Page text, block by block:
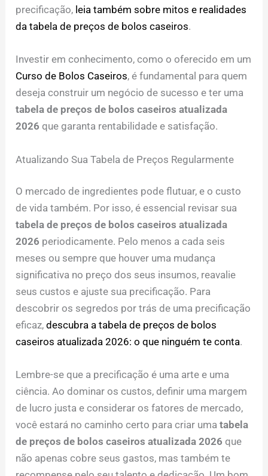
precificação, leia também sobre mitos e realidades
da tabela de preços de bolos caseiros.
Investir em conhecimento, como o oferecido em um
Curso de Bolos Caseiros, é fundamental para quem
deseja construir um negócio de sucesso e ter uma
tabela de preços de bolos caseiros atualizada
2026 que garanta rentabilidade e satisfação.
Atualizando Sua Tabela de Preços Regularmente
O mercado de ingredientes pode flutuar, e o custo
de vida também. Por isso, é essencial revisar sua
tabela de preços de bolos caseiros atualizada
2026 periodicamente. Pelo menos a cada seis
meses ou sempre que houver uma mudança
significativa no preço dos seus insumos, reavalie
seus custos e ajuste sua precificação. Para
descobrir os segredos por trás de uma precificação
eficaz,descubra a tabela de preços de bolos
caseiros atualizada 2026: o que ninguém te conta.
Lembre-se que a precificação é uma arte e uma
ciência. Ao dominar os custos, definir uma margem
de lucro justa e considerar os fatores de mercado,
você estará no caminho certo para criar umatabela
de preços de bolos caseiros atualizada 2026 que
não apenas cobre seus gastos, mas também te